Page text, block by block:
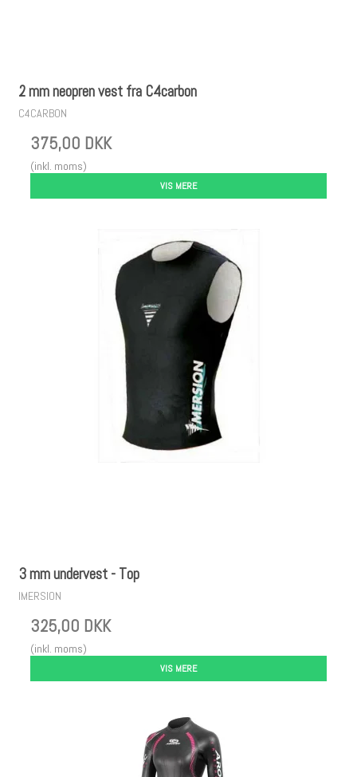
2 mm neopren vest fra C4carbon
C4CARBON
375,00 DKK
(inkl. moms)
VIS MERE
3 mm undervest - Top
IMERSION
325,00 DKK
(inkl. moms)
VIS MERE